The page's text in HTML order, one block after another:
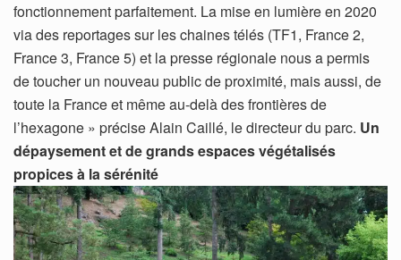
fonctionnement parfaitement. La mise en lumière en 2020
via des reportages sur les chaines télés (TF1, France 2,
France 3, France 5) et la presse régionale nous a permis
de toucher un nouveau public de proximité, mais aussi, de
toute la France et même au-delà des frontières de
l’hexagone » précise Alain Caillé, le directeur du parc. Un
dépaysement et de grands espaces végétalisés
propices à la sérénité